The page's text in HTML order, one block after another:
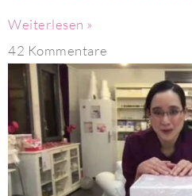
Weiterlesen »
42 Kommentare